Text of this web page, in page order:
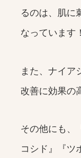
るのは、肌に
なっています！
また、ナイア
改善に効果の
その他にも、
コシド』『ツ